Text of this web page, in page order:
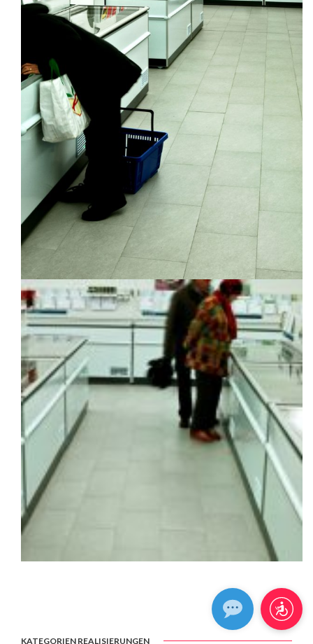
KATEGORIEN REALISIERUNGEN